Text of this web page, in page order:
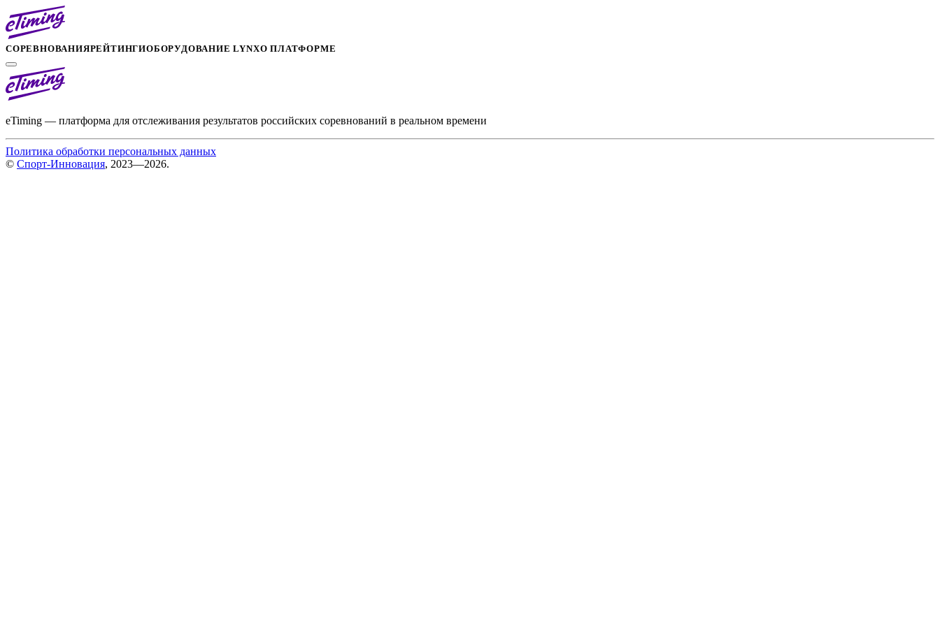
СОРЕВНОВАНИЯРЕЙТИНГИОБОРУДОВАНИЕ LYNXО ПЛАТФОРМЕ
eTiming — платформа для отслеживания результатов российских соревнований в реальном времени
Политика обработки персональных данных
© Спорт-Инновация, 2023—2026.